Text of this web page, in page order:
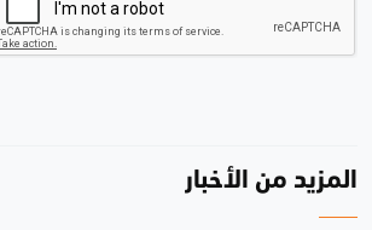
المزيد من الأخبار